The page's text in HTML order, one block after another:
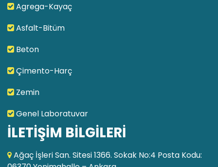
Agrega-Kayaç
Asfalt-Bitüm
Beton
Çimento-Harç
Zemin
Genel Laboratuvar
İLETİŞİM BİLGİLERİ
Ağaç İşleri San. Sitesi 1366. Sokak No:4 Posta Kodu: